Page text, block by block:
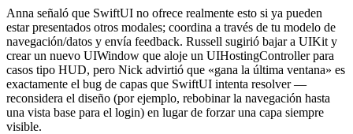
Anna señaló que SwiftUI no ofrece realmente esto si ya pueden
estar presentados otros modales; coordina a través de tu modelo de
navegación/datos y envía feedback. Russell sugirió bajar a UIKit y
crear un nuevo UIWindow que aloje un UIHostingController para
casos tipo HUD, pero Nick advirtió que «gana la última ventana» es
exactamente el bug de capas que SwiftUI intenta resolver —
reconsidera el diseño (por ejemplo, rebobinar la navegación hasta
una vista base para el login) en lugar de forzar una capa siempre
visible.